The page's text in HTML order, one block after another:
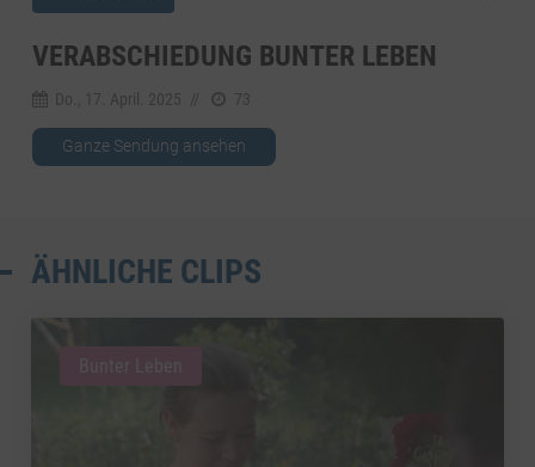
VERABSCHIEDUNG BUNTER LEBEN
Do., 17. April. 2025 73
Ganze Sendung ansehen
ÄHNLICHE CLIPS